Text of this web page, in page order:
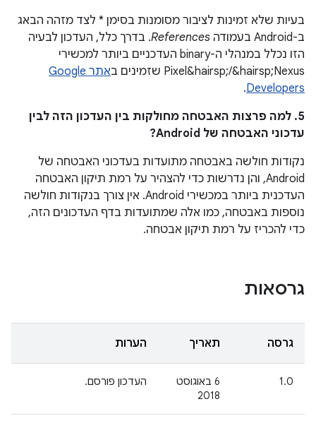
בעיות שלא זמינות לציבור מסומנות בסימן * לצד מזהה הבאג
ב-Android בעמודה
References. בדרך כלל, העדכון לבעיה
הזו נכלל במנהלי ה-binary העדכניים ביותר למכשירי
Pixel&hairsp;/&hairsp;Nexus שזמינים ב
אתר Google
Developers
.
5. למה פרצות האבטחה מחולקות בין העדכון הזה לבין
עדכוני האבטחה של Android?
נקודות חולשה באבטחה מתועדות בעדכוני האבטחה של
Android, והן נדרשות כדי להצהיר על רמת תיקון האבטחה
העדכנית ביותר במכשירי Android. אין צורך בנקודות חולשה
נוספות באבטחה, כמו אלה שמתועדות בדף העדכונים הזה,
כדי להכריז על רמת תיקון אבטחה.
גרסאות
גרסה תאריך הערות
1.0
6 באוגוסט
2018
העדכון פורסם.